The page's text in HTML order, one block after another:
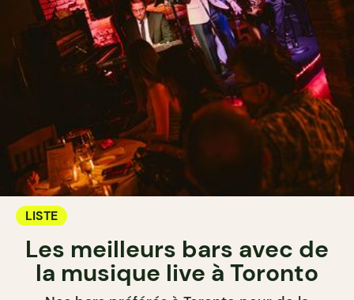
LISTE
Les meilleurs bars avec de
la musique live à Toronto